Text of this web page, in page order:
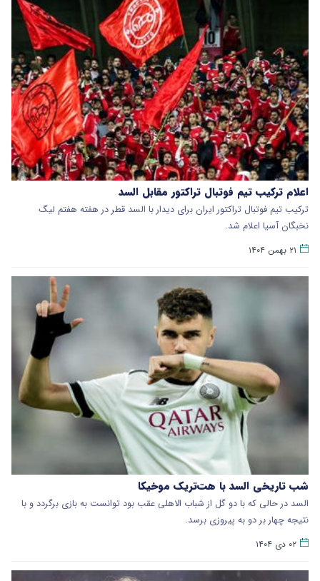
اعلام ترکیب تیم فوتبال تراکتور مقابل السد
ترکیب تیم فوتبال تراکتور ایران برای دیدار با السد قطر در هفته هفتم لیگ
نخبگان آسیا اعلام شد.
۲۱ بهمن ۱۴۰۴
شب تاریخی السد با هت‌تریک موخیکا
السد در حالی که با دو گل از شباب الاهلی عقب بود توانست به بازی برگردد و با
نتیجه چهار بر دو به پیروزی برسد.
۰۲ دی ۱۴۰۴